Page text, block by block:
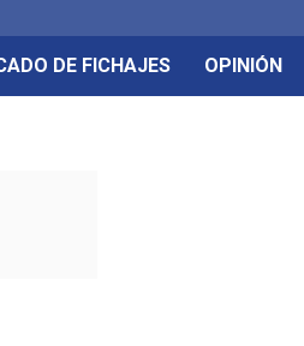
DE FICHAJES OPINIÓN